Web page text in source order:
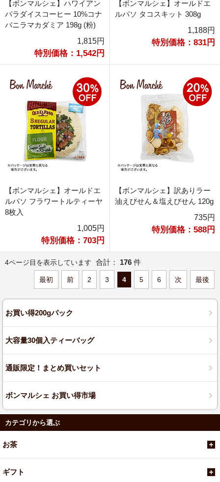
【ボンマルシェ】ハワイアン
パラダイスコーヒー 10%コナ
バニラマカダミア 198g (粉)
1,815円
特別価格：1,542円
【ボンマルシェ】オールドエ
ルパソ タコスキット 308g
1,188円
特別価格：831円
【ボンマルシェ】オールドエ
ルパソ フラワートルティーヤ
8枚入
1,005円
特別価格：703円
【ボンマルシェ】訳ありラー
油えびせん＆塩えびせん 120g
735円
特別価格：588円
4ページ目を表示しています 合計： 176 件
最初 前 2 3 4 5 6 次 最後
お買い得200gパック
大容量30個入ティーバッグ
通販限定！まとめ買いセット
ボンマルシェ お買い得市場
カテゴリから選ぶ
お茶
ギフト